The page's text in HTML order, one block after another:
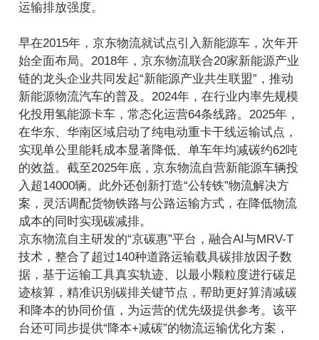
运输排放强度。
早在2015年，京东物流就试点引入新能源车，次年开
始全面布局。2018年，京东物流联合20家新能源产业
链的龙头企业共同发起“新能源产业共生联盟”，推动
新能源物流汽车的普及。2024年，在行业内率先规模
化投用氢能源卡车，常态化运营64条线路。2025年，
在华东、华南区域启动了纯电动重卡干线运输试点，
实现单公里能耗成本显著降低、单车年均减碳约62吨
的效益。截至2025年底，京东物流自营新能源车辆投
入超14000辆。此外还创新打造“公转铁”物流解决方
案，灵活调配货物铁路与公路运输方式，在降低物流
成本的同时实现碳减排。
京东物流自主研发的“京碳惠”平台，融合AI与MRV-T
技术，整合了超过140种道路运输载具碳排放因子数
据，基于运输工具真实轨迹、以最小颗粒度进行碳足
迹核算，精准识别碳排关键节点，帮助更好算清减碳
和降本的协同价值，为运营的优先级提供参考。该平
台还可同步提供“降本+减碳”的物流运输优化方案，